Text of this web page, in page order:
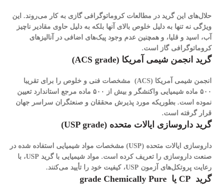
حلال‌های این گرید در مطالعات کروماتوگرافی گازی به کار می‌روند. این
ویژگی نه تنها به دلیل خلوص بالای آنها بلکه به دلیل حاوی مقادیر ناچیز
آب، اسید و قلیا، و همچنین عدم وجود پیک‌های اضافی در آنالیزهای
کروماتوگرافی گاز است.
گرید انجمن شیمی آمریکا (ACS grade)
انجمن شیمی آمریکا (ACS)
مشخصات فنی و خلوص را برای تقریبا
۵۰۰ ماده شیمیایی واکنشگر و بیش از ۵۰۰ ماده مرجع استاندارد تعیین
نموده است. بطوریکه مورد پذیرش محققان و صنعتگران سراسر جهان
قرار گرفته است.
گرید داروسازی ایالات متحده (USP grade)
داروسازی ایالات متحده (USP) مشخصات مواد شیمیایی استفاده شده در
صنعت داروسازی را تعریف کرده است. مواد شیمیایی با گرید USP، با
رعایت پروتکل‌های آزمون USP، کیفیت خود را تأیید می‌کنند.
گرید یا Chemically Pure